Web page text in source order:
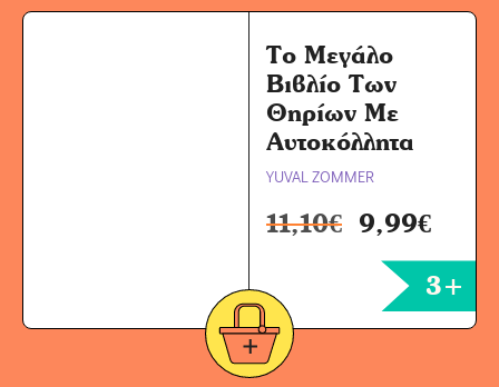
Το Μεγάλο
Βιβλίο Των
Θηρίων Με
Αυτοκόλλητα
YUVAL ZOMMER
11,10€ 9,99€
3+